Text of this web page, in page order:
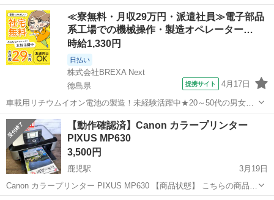
しくおねがいします。
高知 南国市 後免駅 プリンター Brother
≪寮無料・月収29万円・派遣社員≫電子部品
系工場での機械操作・製造オペレーター…
時給1,330円
日払い
株式会社BREXA Next
徳島県
提携サイト 4月17日
車載用リチウムイオン電池の製造！未経験活躍中★20～50代の男女活
躍中！寮費無料★備品付き1R寮完備！自宅からマイカー通勤OK！無料
駐車場完備◎正社員登用制度あり！《徳島県板野郡松茂町》 人気の工
場のお仕事 ◇車載用リチウ...
徳島 その他
【動作確認済】Canon カラープリンター
PIXUS MP630
3,500円
鹿児駅
3月19日
Canon カラープリンター PIXUS MP630 【商品状態】 こちらの商品は
中古品です ✅ 使用に伴う細かいキズ等がございます ✅ 液晶はキレイ